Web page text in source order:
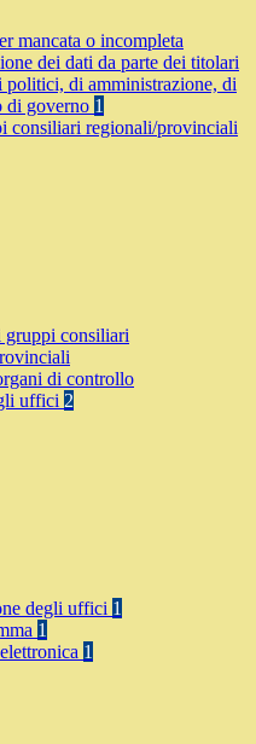
mancata o incompleta
dei dati da parte dei titolari
politici, di amministrazione, di
di governo 1
consiliari regionali/provinciali
gruppi consiliari
di controllo
uffici 2
degli uffici 1
1
1